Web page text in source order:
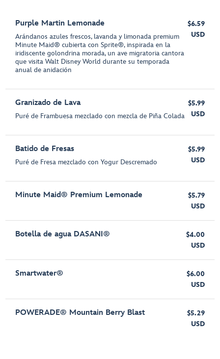
Purple Martin Lemonade
Arándanos azules frescos, lavanda y limonada premium
Minute Maid® cubierta con Sprite®, inspirada en la
iridiscente golondrina morada, un ave migratoria cantora
que visita Walt Disney World durante su temporada
anual de anidación
$6.59
USD
Granizado de Lava
Puré de Frambuesa mezclado con mezcla de Piña Colada
$5.99
USD
Batido de Fresas
Puré de Fresa mezclado con Yogur Descremado
$5.99
USD
Minute Maid® Premium Lemonade
$5.79
USD
Botella de agua DASANI®
$4.00
USD
Smartwater®
$6.00
USD
POWERADE® Mountain Berry Blast
$5.29
USD